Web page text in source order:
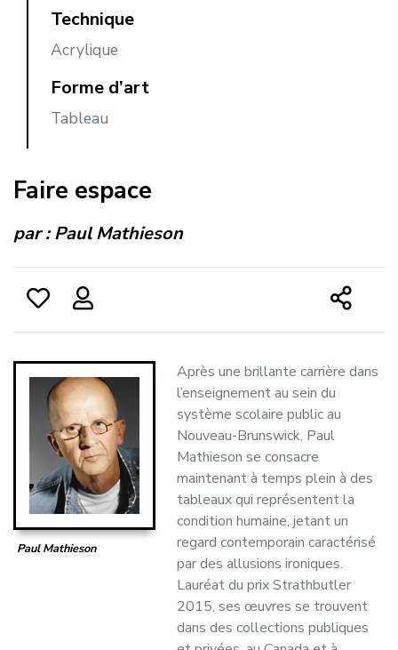
Technique
Acrylique
Forme d’art
Tableau
Faire espace
par :Paul Mathieson
Paul Mathieson
Après une brillante carrière dans
l’enseignement au sein du
système scolaire public au
Nouveau-Brunswick, Paul
Mathieson se consacre
maintenant à temps plein à des
tableaux qui représentent la
condition humaine, jetant un
regard contemporain caractérisé
par des allusions ironiques.
Lauréat du prix Strathbutler
2015, ses œuvres se trouvent
dans des collections publiques